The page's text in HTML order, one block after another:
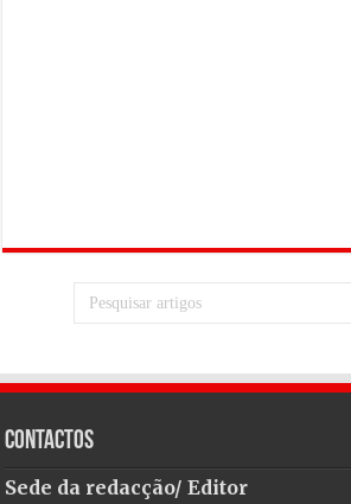
Contactos
Sede da redacção/ Editor